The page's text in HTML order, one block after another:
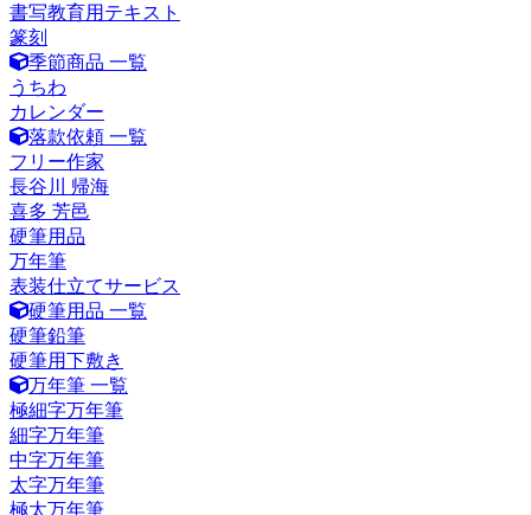
書写教育用テキスト
篆刻
季節商品 一覧
うちわ
カレンダー
落款依頼 一覧
フリー作家
長谷川 帰海
喜多 芳邑
硬筆用品
万年筆
表装仕立てサービス
硬筆用品 一覧
硬筆鉛筆
硬筆用下敷き
万年筆 一覧
極細字万年筆
細字万年筆
中字万年筆
太字万年筆
極太万年筆